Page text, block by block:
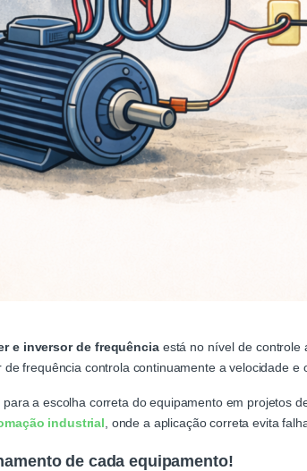
e inversor de frequênciaestá no nível de controle
frequência controla continuamente a velocidade e
a escolha correta do equipamento em projetos
industrial , onde a aplicação correta evita
de cada equipamento!